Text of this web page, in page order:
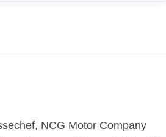
NCG Motor Company